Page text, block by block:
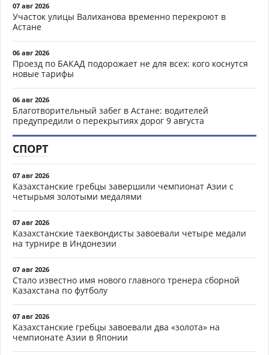
07 авг 2026
Участок улицы Валиханова временно перекроют в
Астане
06 авг 2026
Проезд по БАКАД подорожает не для всех: кого коснутся
новые тарифы
06 авг 2026
Благотворительный забег в Астане: водителей
предупредили о перекрытиях дорог 9 августа
СПОРТ
07 авг 2026
Казахстанские гребцы завершили чемпионат Азии с
четырьмя золотыми медалями
07 авг 2026
Казахстанские таеквондисты завоевали четыре медали
на турнире в Индонезии
07 авг 2026
Стало известно имя нового главного тренера сборной
Казахстана по футболу
07 авг 2026
Казахстанские гребцы завоевали два «золота» на
чемпионате Азии в Японии